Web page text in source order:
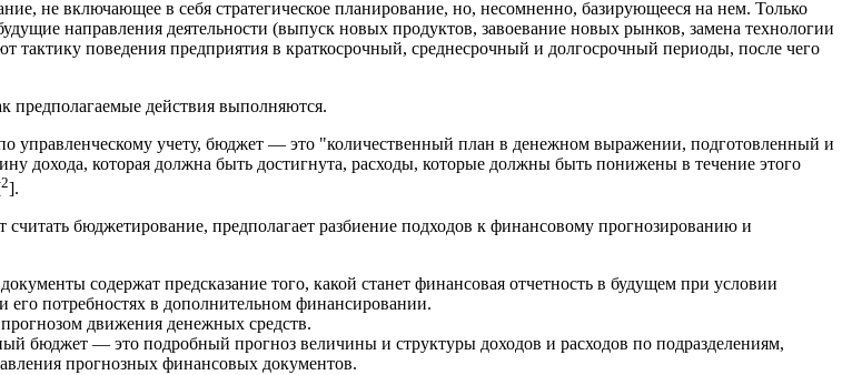
не включающее в себя стратегическое планирование, но, несомненно, базирующееся на нем. Только
направления деятельности (выпуск новых продуктов, завоевание новых рынков, замена технологии
тактику поведения предприятия в краткосрочный, среднесрочный и долгосрочный периоды, после чего
предполагаемые действия выполняются.
управленческому учету, бюджет — это "количественный план в денежном выражении, подготовленный и
дохода, которая должна быть достигнута, расходы, которые должны быть понижены в течение этого
2].
считать бюджетирование, предполагает разбиение подходов к финансовому прогнозированию и
содержат предсказание того, какой станет финансовая отчетность в будущем при условии
потребностях в дополнительном финансировании.
движения денежных средств.
бюджет — это подробный прогноз величины и структуры доходов и расходов по подразделениям,
прогнозных финансовых документов.